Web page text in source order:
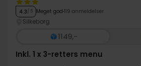
4.3/ 5 Meget god 119 anmeldelser
Silkeborg
1149,-
Inkl. 1 x 3-retters menu